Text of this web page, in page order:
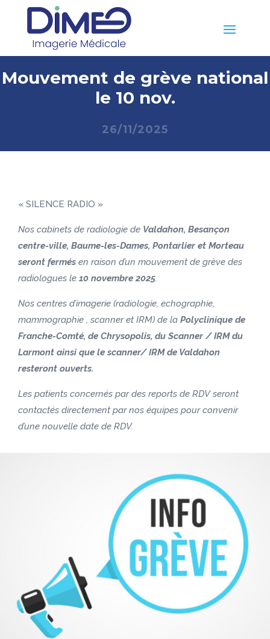
Mouvement de grève national
le 10 nov.
26/11/2025
« SILENCE RADIO »
Nos cabinets de radiologie de Valdahon, Besançon
centre-ville, Baume-les-Dames, Pontarlier et Morteau
seront fermés en raison d’un mouvement de grève des
radiologues le 10 novembre 2025.
Nos centres d’imagerie (radiologie, echographie,
mammographie , scanner et IRM) de la Polyclinique de
Franche-Comté, de Chrysopolis, du Scanner / IRM du
Larmont ainsi que le scanner/ IRM de Valdahon
resteront ouverts.
Les patients concernés par des reports de RDV seront
contactés directement par nos équipes pour convenir
d’une nouvelle date de RDV.